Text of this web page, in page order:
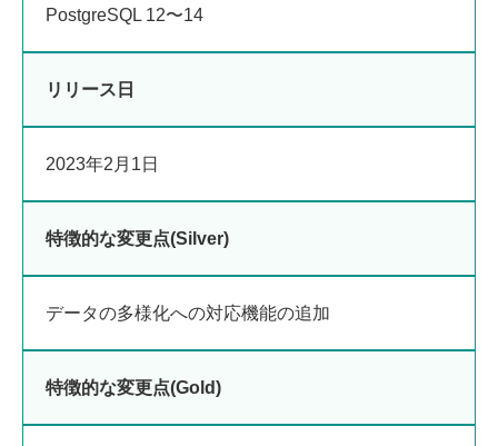
PostgreSQL 12〜14
リリース日
2023年2月1日
特徴的な変更点(Silver)
データの多様化への対応機能の追加
特徴的な変更点(Gold)